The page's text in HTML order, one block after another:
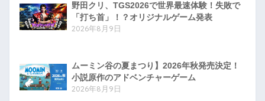
野田クリ、TGS2026で世界最速体験！失敗で
「打ち首」！？オリジナルゲーム発表
2026年8月9日
ムーミン谷の夏まつり】2026年秋発売決定！
小説原作のアドベンチャーゲーム
2026年8月9日